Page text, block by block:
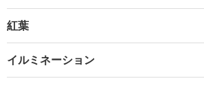
紅葉
イルミネーション